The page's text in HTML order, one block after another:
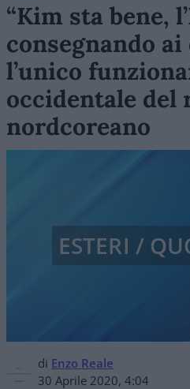
“Kim sta bene,
consegnando ai
l’unico
occidentale del
nordcoreano
di Enzo Reale
30 Aprile 2020, 4:04
ESTERI /